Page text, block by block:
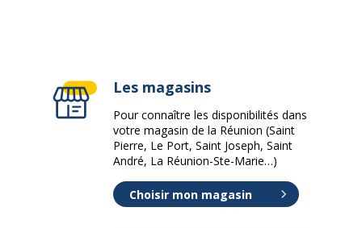
Les magasins
Pour connaître les disponibilités dans
votre magasin de la Réunion (Saint
Pierre, Le Port, Saint Joseph, Saint
André, La Réunion-Ste-Marie…)
Choisir mon magasin